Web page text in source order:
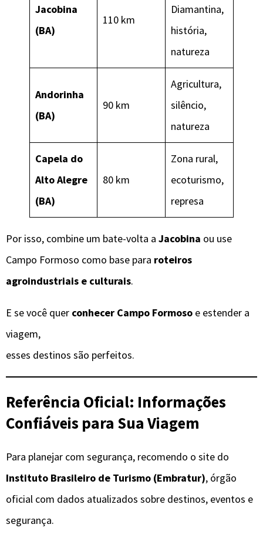
Jacobina
(BA)
110 km
Diamantina,
história,
natureza
Andorinha
(BA)
90 km
Agricultura,
silêncio,
natureza
Capela do
Alto Alegre
(BA)
80 km
Zona rural,
ecoturismo,
represa
Por isso, combine um bate-volta a Jacobina ou use
Campo Formoso como base para roteiros
agroindustriais e culturais.
E se você quer conhecer Campo Formoso e estender a
viagem,
esses destinos são perfeitos.
Referência Oficial: Informações
Confiáveis para Sua Viagem
Para planejar com segurança, recomendo o site do
Instituto Brasileiro de Turismo (Embratur), órgão
oficial com dados atualizados sobre destinos, eventos e
segurança.